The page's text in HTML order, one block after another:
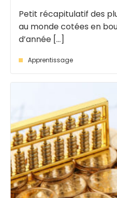
Petit récapitulatif des
au monde cotées en
d’année [...]
Apprentissage